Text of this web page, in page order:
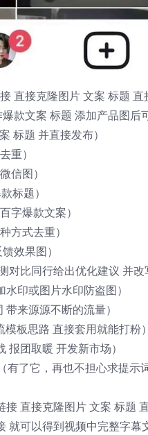
直接克隆图片 文案 标题 直
款文案 标题 添加产品图
标题 并直接发布）
重）
信图）
标题）
字爆款文案）
方式去重）
效果图）
比同行给出优化建议 并改
印或图片水印防盗图）
来源源不断的流量）
板思路 直接套用就能打粉）
团取暖 开发新市场）
有了它，再也不担心求提
直接克隆图片 文案 标题
就可以得到视频中完整字幕